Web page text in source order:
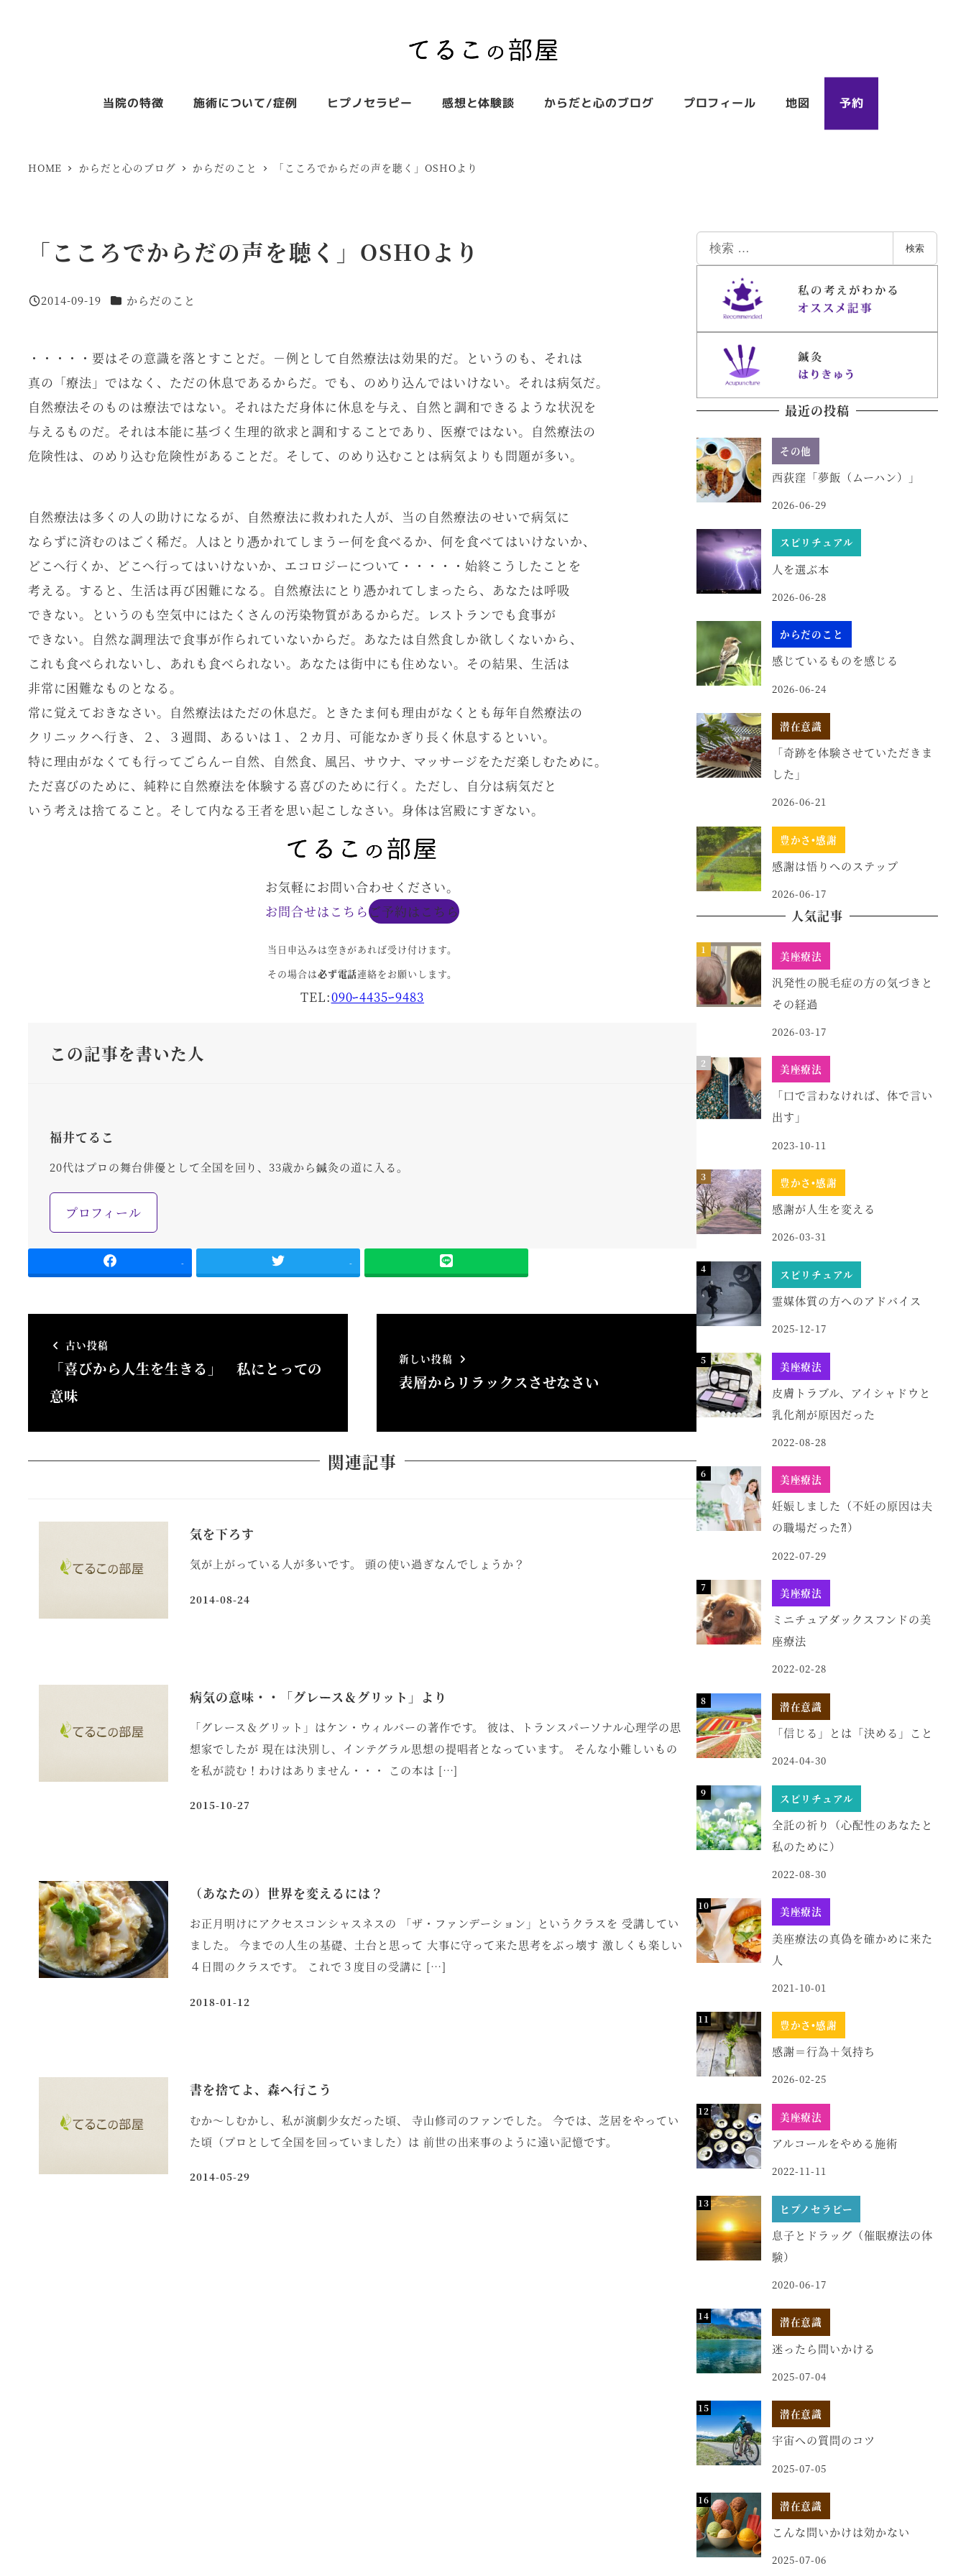
当院の特徴 施術について/症例 ヒプノセラピー 感想と体験談 からだと心のブログ プロフィール 地図 予約
HOME からだと心のブログ からだのこと 「こころでからだの声を聴く」OSHOより
「こころでからだの声を聴く」OSHOより
投稿日
2014-09-19 カテゴリー
からだのこと
・・・・・要はその意識を落とすことだ。－例として自然療法は効果的だ。というのも、それは
真の「療法」ではなく、ただの休息であるからだ。でも、のめり込んではいけない。それは病気だ。
自然療法そのものは療法ではない。それはただ身体に休息を与え、自然と調和できるような状況を
与えるものだ。それは本能に基づく生理的欲求と調和することであり、医療ではない。自然療法の
危険性は、のめり込む危険性があることだ。そして、のめり込むことは病気よりも問題が多い。
自然療法は多くの人の助けになるが、自然療法に救われた人が、当の自然療法のせいで病気に
ならずに済むのはごく稀だ。人はとり憑かれてしまうー何を食べるか、何を食べてはいけないか、
どこへ行くか、どこへ行ってはいけないか、エコロジーについて・・・・・始終こうしたことを
考える。すると、生活は再び困難になる。自然療法にとり憑かれてしまったら、あなたは呼吸
できない。というのも空気中にはたくさんの汚染物質があるからだ。レストランでも食事が
できない。自然な調理法で食事が作られていないからだ。あなたは自然食しか欲しくないから、
これも食べられないし、あれも食べられない。あなたは街中にも住めない。その結果、生活は
非常に困難なものとなる。
常に覚えておきなさい。自然療法はただの休息だ。ときたま何も理由がなくとも毎年自然療法の
クリニックへ行き、２、３週間、あるいは１、２カ月、可能なかぎり長く休息するといい。
特に理由がなくても行ってごらんー自然、自然食、風呂、サウナ、マッサージをただ楽しむために。
ただ喜びのために、純粋に自然療法を体験する喜びのために行く。ただし、自分は病気だと
いう考えは捨てること。そして内なる王者を思い起こしなさい。身体は宮殿にすぎない。
お気軽にお問い合わせください。
お問合せはこちらご予約はこちら
当日申込みは空きがあれば受け付けます。
その場合は必ず電話連絡をお願いします。
TEL:090ｰ4435ｰ9483
この記事を書いた人
福井てるこ
20代はプロの舞台俳優として全国を回り、33歳から鍼灸の道に入る。
プロフィール
- -
古い投稿
「喜びから人生を生きる」 私にとっての
意味
新しい投稿
表層からリラックスさせなさい
関連記事
気を下ろす
気が上がっている人が多いです。 頭の使い過ぎなんでしょうか？
投稿日
2014-08-24
病気の意味・・「グレース＆グリット」より
「グレース＆グリット」はケン・ウィルバーの著作です。 彼は、トランスパーソナル心理学の思
想家でしたが 現在は決別し、インテグラル思想の提唱者となっています。 そんな小難しいもの
を私が読む！わけはありません・・・ この本は […]
投稿日
2015-10-27
（あなたの）世界を変えるには？
お正月明けにアクセスコンシャスネスの 「ザ・ファンデーション」というクラスを 受講してい
ました。 今までの人生の基礎、土台と思って 大事に守って来た思考をぶっ壊す 激しくも楽しい
４日間のクラスです。 これで３度目の受講に […]
投稿日
2018-01-12
書を捨てよ、森へ行こう
むか～しむかし、私が演劇少女だった頃、 寺山修司のファンでした。 今では、芝居をやってい
た頃（プロとして全国を回っていました）は 前世の出来事のように遠い記憶です。
投稿日
2014-05-29
索
検索
最近の投稿
その他
西荻窪「夢飯（ムーハン）」
2026-06-29
スピリチュアル
人を選ぶ本
2026-06-28
からだのこと
感じているものを感じる
2026-06-24
潜在意識
「奇跡を体験させていただきま
した」
2026-06-21
豊かさ•感謝
感謝は悟りへのステップ
2026-06-17
人気記事
美座療法
汎発性の脱毛症の方の気づきと
その経過
2026-03-17
美座療法
「口で言わなければ、体で言い
出す」
2023-10-11
豊かさ•感謝
感謝が人生を変える
2026-03-31
スピリチュアル
霊媒体質の方へのアドバイス
2025-12-17
美座療法
皮膚トラブル、アイシャドウと
乳化剤が原因だった
2022-08-28
美座療法
妊娠しました（不妊の原因は夫
の職場だった⁈）
2022-07-29
美座療法
ミニチュアダックスフンドの美
座療法
2022-02-28
潜在意識
「信じる」とは「決める」こと
2024-04-30
スピリチュアル
全託の祈り（心配性のあなたと
私のために）
2022-08-30
美座療法
美座療法の真偽を確かめに来た
人
2021-10-01
豊かさ•感謝
感謝＝行為＋気持ち
2026-02-25
美座療法
アルコールをやめる施術
2022-11-11
ヒプノセラピー
息子とドラッグ（催眠療法の体
験）
2020-06-17
潜在意識
迷ったら問いかける
2025-07-04
潜在意識
宇宙への質問のコツ
2025-07-05
潜在意識
こんな問いかけは効かない
2025-07-06